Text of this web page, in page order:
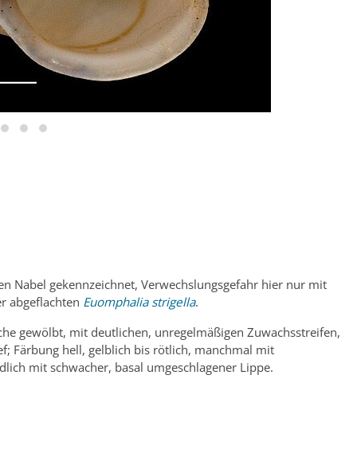
Nabel gekennzeichnet, Verwechslungsgefahr hier nur mit
abgeflachten Euomphalia strigella.
gewölbt, mit deutlichen, unregelmäßigen Zuwachsstreifen,
Färbung hell, gelblich bis rötlich, manchmal mit
mit schwacher, basal umgeschlagener Lippe.